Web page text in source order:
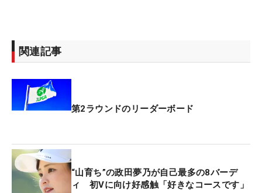
1打差のトータル9アンダーには、今季1勝のウー・
チャイェン（台湾）、阿部未悠、昨年のプロテスト
ャイェンは通算3勝目、阿部は通算2勝目がかかる。
のテレサ・ルー（台湾）が並んだ。
トータル6アンダーの9位タイには、川﨑春花、先週
関連記事
第2ラウンドのリーダーボード
“山育ち”の政田夢乃が自己最多の8バーデ
ィ 初Vに向け好感触「好きなコースです」